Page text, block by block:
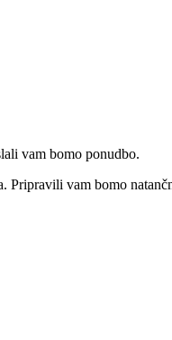
vam bomo ponudbo.
Pripravili vam bomo